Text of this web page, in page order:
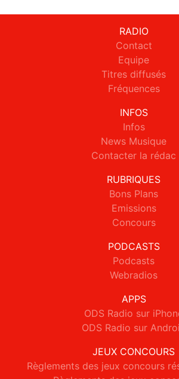
RADIO
Contact
Equipe
Titres diffusés
Fréquences
INFOS
Infos
News Musique
Contacter la rédac
RUBRIQUES
Bons Plans
Emissions
Concours
PODCASTS
Podcasts
Webradios
APPS
ODS Radio sur
ODS Radio sur
JEUX CONCOURS
Règlements des jeux concours